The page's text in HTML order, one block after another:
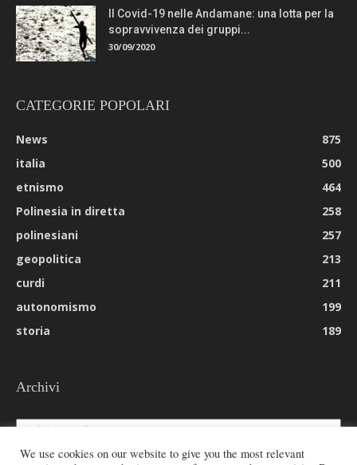
Il Covid-19 nelle Andamane: una lotta per la
sopravvivenza dei gruppi...
30/09/2020
CATEGORIE POPOLARI
News
875
italia
500
etnismo
464
Polinesia in diretta
258
polinesiani
257
geopolitica
213
curdi
211
autonomismo
199
storia
189
Archivi
Archivi
We use cookies on our website to give you the most relevant